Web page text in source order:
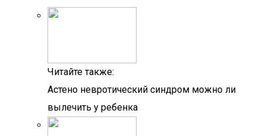
Читайте также:
Астено невротический синдром можно ли
вылечить у ребенка